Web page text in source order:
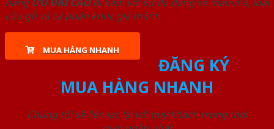
cửa gỗ và cả phân khúc giá thành.
MUA HÀNG NHANH
ĐĂNG KÝ
MUA HÀNG NHANH
Chúng tôi sẽ liên lạc lại với quý khách trong thời